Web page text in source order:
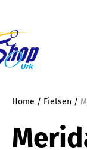
Home / Fietsen /